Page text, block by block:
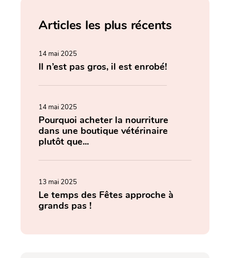
Articles les plus récents
14 mai 2025
Il n’est pas gros, il est enrobé!
14 mai 2025
Pourquoi acheter la nourriture
dans une boutique vétérinaire
plutôt que...
13 mai 2025
Le temps des Fêtes approche à
grands pas !